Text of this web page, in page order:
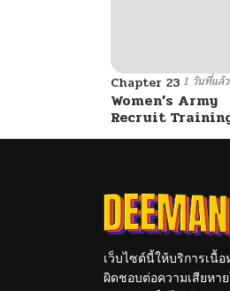
Chapter 23 1 วันที่แล้ว
Women’s Army
Recruit
Center
เว็บไซต์นี้ให้บริการเนื้
ผิดชอบต่อความเสียหา